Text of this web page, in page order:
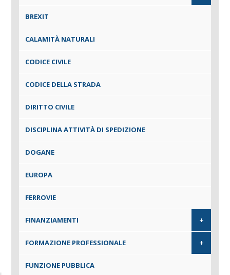
BREXIT
CALAMITÀ NATURALI
CODICE CIVILE
CODICE DELLA STRADA
DIRITTO CIVILE
DISCIPLINA ATTIVITÀ DI SPEDIZIONE
DOGANE
EUROPA
FERROVIE
FINANZIAMENTI +
FORMAZIONE PROFESSIONALE +
FUNZIONE PUBBLICA